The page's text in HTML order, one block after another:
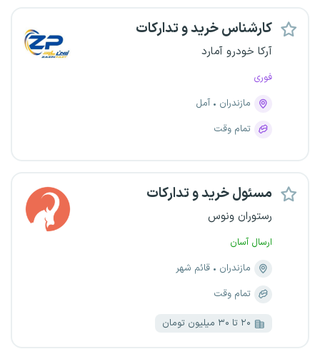
کارشناس خرید و تدارکات
آرکا خودرو آمارد
فوری
مازندران
آمل
تمام وقت
مسئول خرید و تدارکات
رستوران ونوس
ارسال آسان
مازندران
قائم شهر
تمام وقت
۲۰ تا ۳۰ میلیون تومان